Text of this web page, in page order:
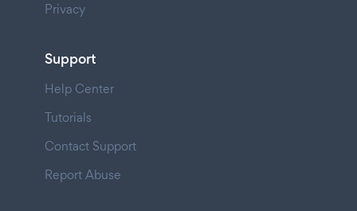
Privacy
Support
Help Center
Tutorials
Contact Support
Report Abuse